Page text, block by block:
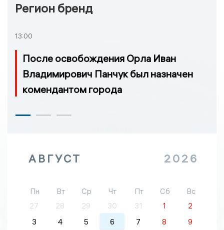
Регион бренд
13:00
После освобождения Орла Иван
Владимирович Панчук был назначен
комендантом города
АВГУСТ 2026
Пн Вт Ср Чт Пт Сб
Вс
27
28 29 30 31 1
2
3
4 5 6 7 8
9